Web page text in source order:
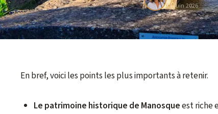
11 juin 2026
En bref, voici les points les plus importants à retenir.
Le patrimoine historique de Manosqueest riche